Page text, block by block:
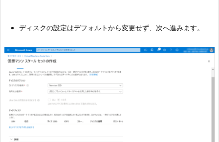
ディスクの設定はデフォルトから変更せず、次へ進みます。